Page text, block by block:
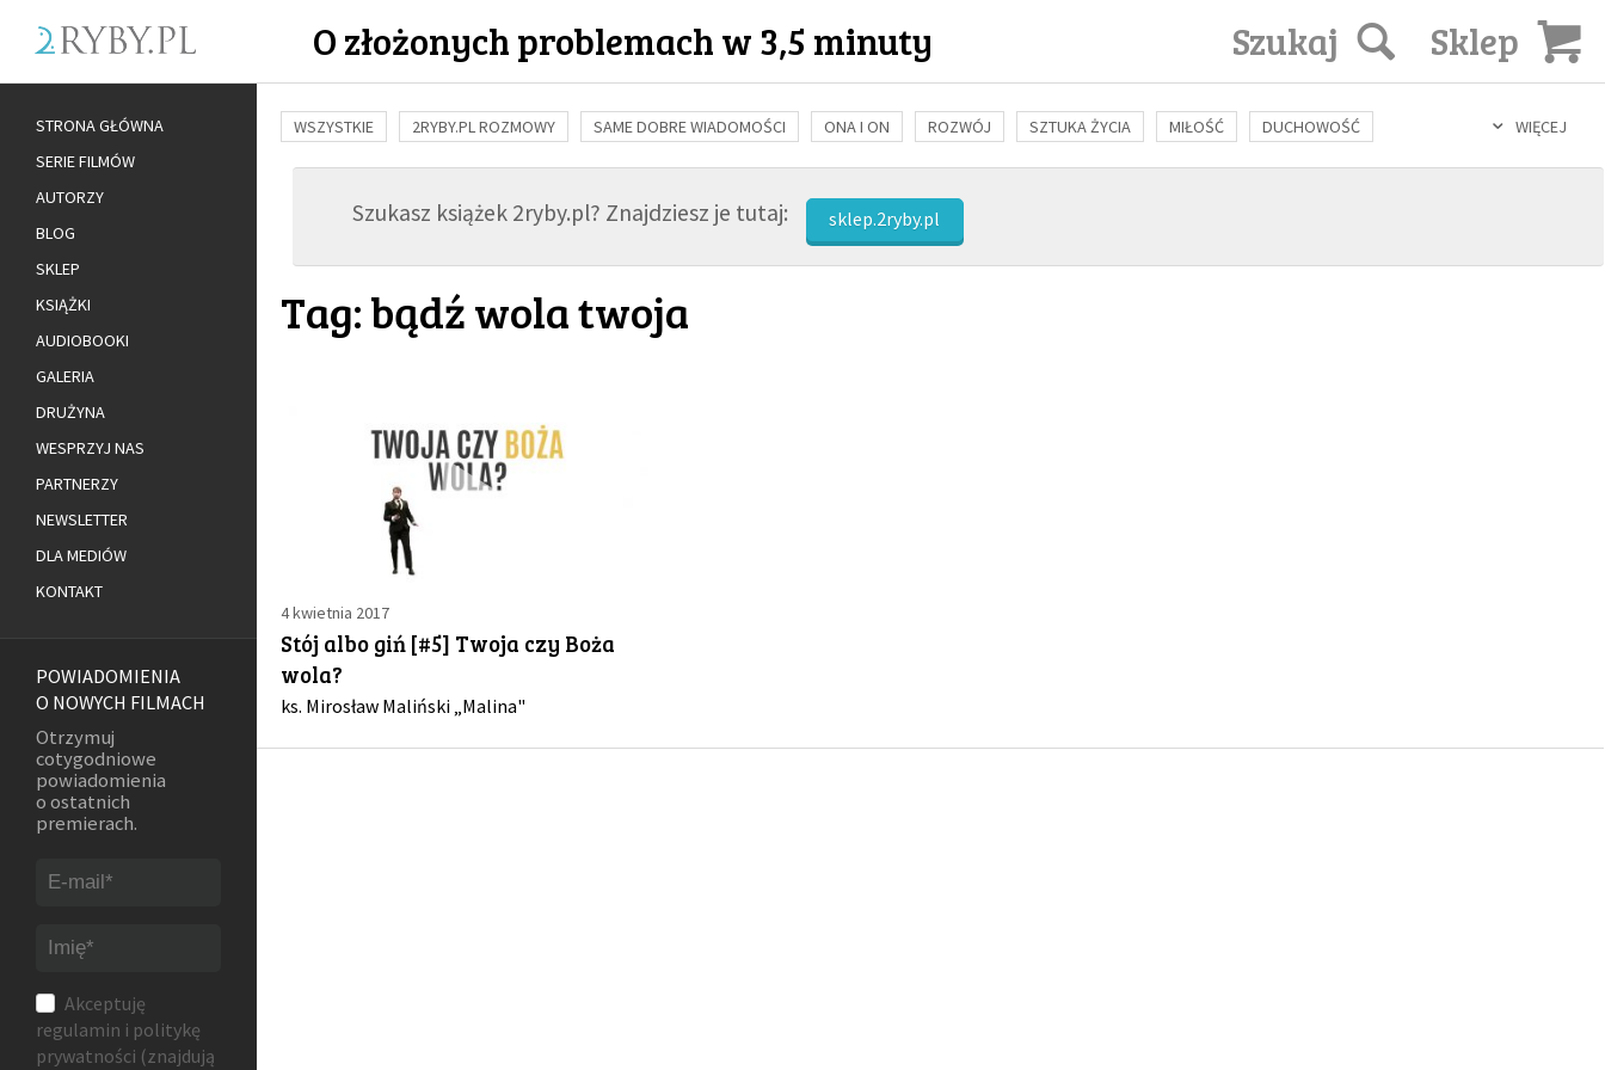
O złożonych problemach w 3,5 minuty Sklep
Szukaj
WIĘCEJ
WSZYSTKIE 2RYBY.PL ROZMOWY SAME DOBRE WIADOMOŚCI ONA I ON ROZWÓJ SZTUKA ŻYCIA MIŁOŚĆ DUCHOWOŚĆ
BUDOWANIE WIĘZI RODZINA NAUKA BIBLIA KOBIETA MĘŻCZYZNA RELIGIE FILOZOFIA KULTURA ŚWIĘCI SEKS IN VITRO
ADOPCJASzukasz książek 2ryby.pl? Znajdziesz je tutaj: sklep.2ryby.pl
Tag: bądź wola twoja
4 kwietnia 2017
Stój albo giń [#5] Twoja czy Boża
wola?
ks. Mirosław Maliński „Malina"
STRONA GŁÓWNA
SERIE FILMÓW
AUTORZY
BLOG
SKLEP
KSIĄŻKI
AUDIOBOOKI
GALERIA
DRUŻYNA
WESPRZYJ NAS
PARTNERZY
NEWSLETTER
DLA MEDIÓW
KONTAKT
POWIADOMIENIA
O NOWYCH FILMACH
Otrzymuj
cotygodniowe
powiadomienia
o ostatnich
premierach.
Akceptuję
regulamin i politykę
prywatności (znajdują